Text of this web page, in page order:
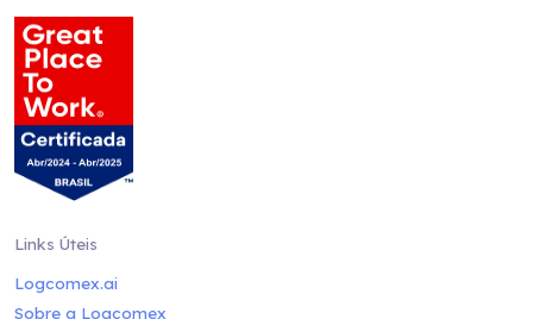
Links Úteis
Logcomex.ai
Sobre a Logcomex